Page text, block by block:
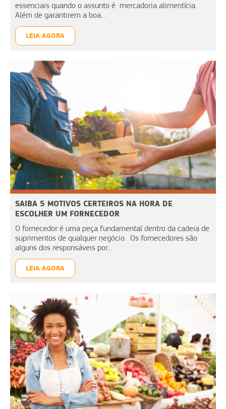
essenciais quando o assunto é mercadoria alimentícia.
Além de garantirem a boa...
LEIA AGORA
SAIBA 5 MOTIVOS CERTEIROS NA HORA DE
ESCOLHER UM FORNECEDOR
O fornecedor é uma peça fundamental dentro da cadeia de
suprimentos de qualquer negócio. Os fornecedores são
alguns dos responsáveis por...
LEIA AGORA